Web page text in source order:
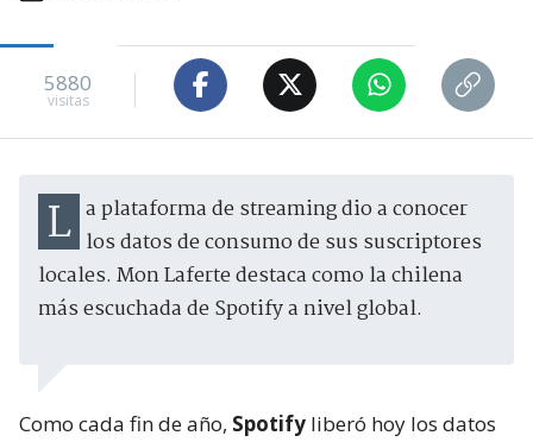
5880
visitas
La plataforma de streaming dio a conocer los datos de consumo de sus suscriptores
locales. Mon Laferte destaca como la chilena
más escuchada de Spotify a nivel global.
Como cada fin de año, Spotify liberó hoy los datos